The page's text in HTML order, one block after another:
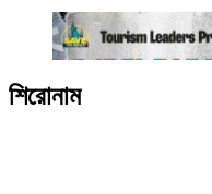
শিরোনাম